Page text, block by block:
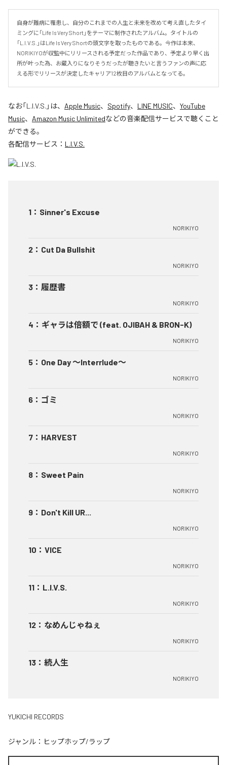
自身が難病に罹患し、自分のこれまでの人生と未来を改めて考え直したタイ
ミングに「Life Is Very Short」をテーマに制作されたアルバム。タイトルの
「L.I.V.S.」はLife Is Very Shortの頭文字を取ったものである。今作は本来、
NORIKIYOが収監中にリリースされる予定だった作品であり、予定より早く出
所が叶った為、お蔵入りになりそうだったが聴きたいと言うファンの声に応
える形でリリースが決定したキャリア12枚目のアルバムとなってる。
なお「L.I.V.S. 」は、 Apple Music、 Spotify、 LINE MUSIC、 YouTube
Music、 Amazon Music Unlimitedなどの音楽配信サービスで聴くこと
ができる。
各配信サービス： L.I.V.S.
1 ： Sinner's Excuse
NORIKIYO
2 ： Cut Da Bullshit
NORIKIYO
3 ： 履歴書
NORIKIYO
4 ： ギャラは倍額で (feat. OJIBAH & BRON-K)
NORIKIYO
5 ： One Day ～Interrlude～
NORIKIYO
6 ： ゴミ
NORIKIYO
7 ： HARVEST
NORIKIYO
8 ： Sweet Pain
NORIKIYO
9 ： Don't Kill UR...
NORIKIYO
10 ： VICE
NORIKIYO
11 ： L.I.V.S.
NORIKIYO
12 ： なめんじゃねぇ
NORIKIYO
13 ： 続人生
NORIKIYO
YUKICHI RECORDS
ジャンル： ヒップホップ/ラップ